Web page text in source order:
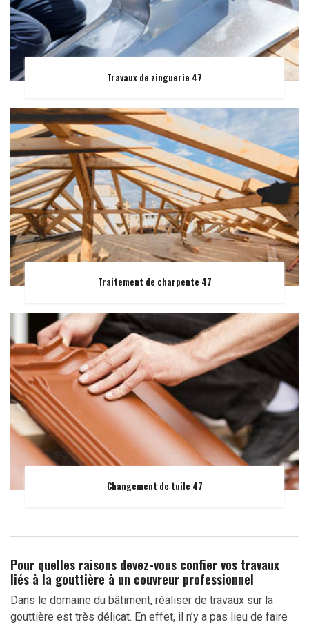
Travaux de zinguerie 47
Traitement de charpente 47
Changement de tuile 47
Pour quelles raisons devez-vous confier vos travaux
liés à la gouttière à un couvreur professionnel
Dans le domaine du bâtiment, réaliser de travaux sur la
gouttière est très délicat. En effet, il n’y a pas lieu de faire